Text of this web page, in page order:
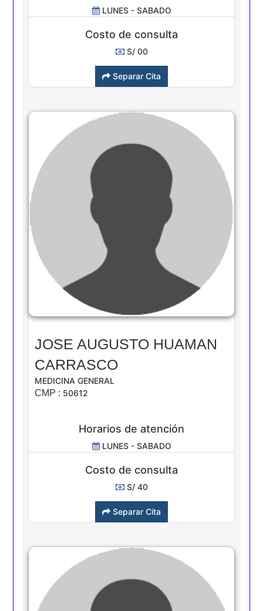
LUNES - SABADO
Costo de consulta
S/ 00
Separar Cita
JOSE AUGUSTO HUAMAN
CARRASCO
MEDICINA GENERAL
CMP : 50612
Horarios de atención
LUNES - SABADO
Costo de consulta
S/ 40
Separar Cita